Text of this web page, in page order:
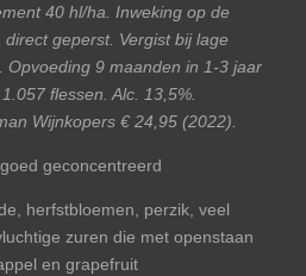
40 hl/ha. Inweking op de
geperst. Vergist bij lage
Opvoeding 9 maanden in 1-3 jaar
flessen. Alc. 13,5%.
Wijnkopers € 24,95 (2022).
geconcentreerd
herfstbloemen, perzik, veel
zuren die met openstaan
en grapefruit